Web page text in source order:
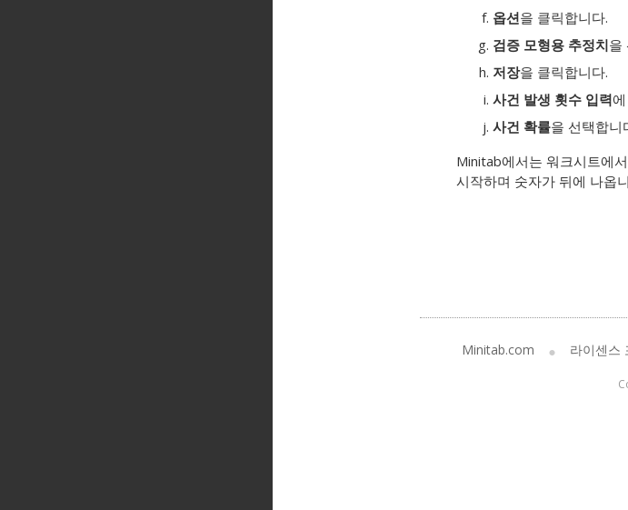
옵션을 클릭합니다.
검증 모형용 추정치을
저장을 클릭합니다.
사건 발생 횟수 입력
사건 확률을 선택합니
Minitab에서는 워크시트에
시작하며 숫자가 뒤에 나옵
Minitab.com 라이센스